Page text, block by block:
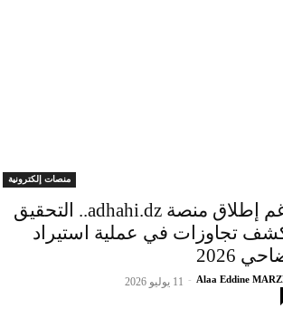
منصات إلكترونية
رغم إطلاق منصة adhahi.dz.. التحقيق
تجاوزات في عملية استيراد
2026
Alaa Eddine
- 11 يوليو 2026